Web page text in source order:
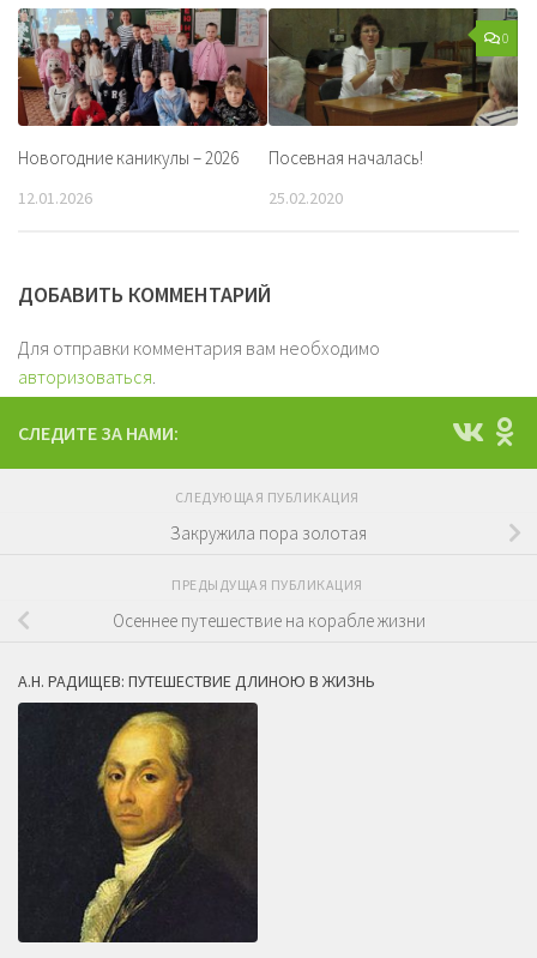
Новогодние каникулы – 2026
12.01.2026
0
Посевная началась!
25.02.2020
ДОБАВИТЬ КОММЕНТАРИЙ
Для отправки комментария вам необходимо
авторизоваться
СЛЕДИТЕ ЗА НАМИ:
СЛЕДУЮЩАЯ ПУБЛИКАЦИЯ
Закружила пора золотая
ПРЕДЫДУЩАЯ ПУБЛИКАЦИЯ
Осеннее путешествие на корабле жизни
А.Н. РАДИЩЕВ: ПУТЕШЕСТВИЕ ДЛИНОЮ В ЖИЗНЬ